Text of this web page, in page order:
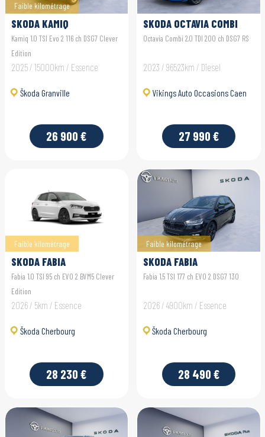
Faible kilométrage
SKODA KAMIQ
Kamiq 1.0 TSI Evo 2 116 ch DSG7 Clever
Edition
2025 / 15000km / Essence
Škoda Granville
26 900 €
SKODA OCTAVIA COMBI
Octavia Combi 2.0 TDI 200 ch DSG7 RS
2023 / 96523km / Diesel
Vikings Auto Occasions Caen
27 990 €
Faible kilométrage
SKODA FABIA
Fabia 1.0 TSI 95 ch EVO 2 BVM5 Clever
Edition
2026 / 5km / Essence
Škoda Cherbourg
28 230 €
Faible kilométrage
SKODA FABIA
Fabia 1.5 TSI 177 ch EVO 2 DSG7 130
2026 / 4900km / Essence
Škoda Cherbourg
28 490 €